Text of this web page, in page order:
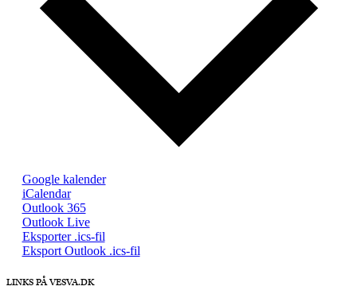
Google kalender
iCalendar
Outlook 365
Outlook Live
Eksporter .ics-fil
Eksport Outlook .ics-fil
LINKS PÅ VESVA.DK